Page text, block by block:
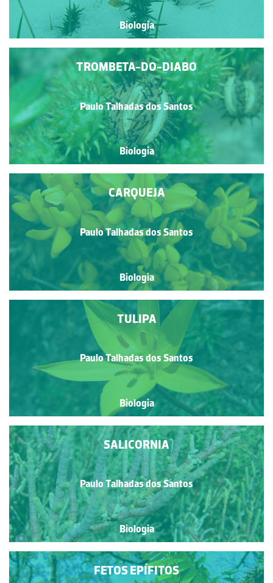
Biologia
TROMBETA-DO-DIABO
Paulo Talhadas dos Santos
Biologia
CARQUEJA
Paulo Talhadas dos Santos
Biologia
TULIPA
Paulo Talhadas dos Santos
Biologia
SALICORNIA
Paulo Talhadas dos Santos
Biologia
FETOS EPÍFITOS